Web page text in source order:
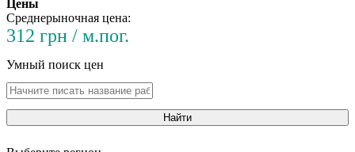
Цены
Среднерыночная цена:
312 грн / м.пог.
Умный поиск цен
Найти